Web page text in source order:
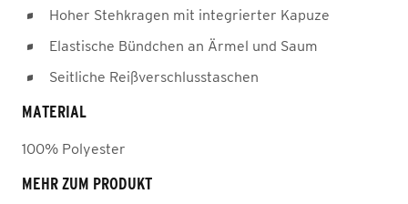
Hoher Stehkragen mit integrierter Kapuze
Elastische Bündchen an Ärmel und Saum
Seitliche Reißverschlusstaschen
MATERIAL
100% Polyester
MEHR ZUM PRODUKT